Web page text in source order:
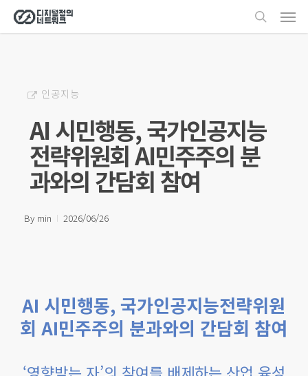
Skip
to
search
인공지능
AI 시민행동, 국가인공지능
전략위원회 AI민주주의 분
과와의 간담회 참여
By min 2026/06/26
AI 시민행동, 국가인공지능전략위원
회 AI민주주의 분과와의 간담회 참여